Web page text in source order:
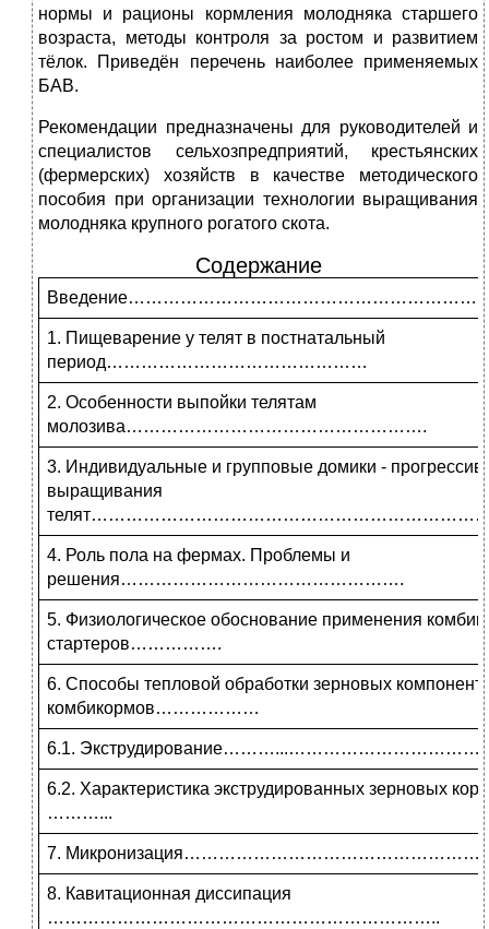
нормы и рационы кормления молодняка старшего
возраста, методы контроля за ростом и развитием
тёлок. Приведён перечень наиболее применяемых
БАВ.
Рекомендации предназначены для руководителей и
специалистов сельхозпредприятий, крестьянских
(фермерских) хозяйств в качестве методического
пособия при организации технологии выращивания
молодняка крупного рогатого скота.
Содержание
1. Пищеварение у телят в постнатальный
период………………………………………
2. Особенности выпойки телятам
молозива…………………………………………….
3. Индивидуальные и групповые домики -
выращивания
4. Роль пола на фермах. Проблемы и
решения………………………………………….
5. Физиологическое обоснование применения
стартеров…………….
6. Способы тепловой обработки зерновых
комбикормов………………
6.1.
6.2. Характеристика экструдированных
………...
7.
8. Кавитационная диссипация
…………………………………………………………..